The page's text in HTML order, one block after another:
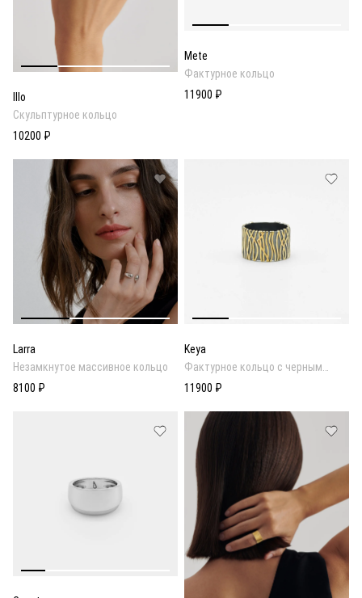
Illo
Скульптурное кольцо
10200 ₽
Mete
Фактурное кольцо
11900 ₽
Larra
Незамкнутое массивное кольцо
8100 ₽
Keya
Фактурное кольцо c черным
родиевым покрытием
11900 ₽